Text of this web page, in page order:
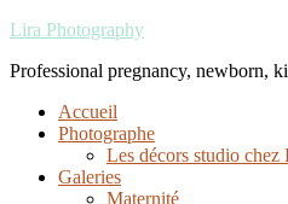
Lira Photography
Professional pregnancy, newborn,
Accueil
Photographe
Les décors studio
Galeries
Maternité